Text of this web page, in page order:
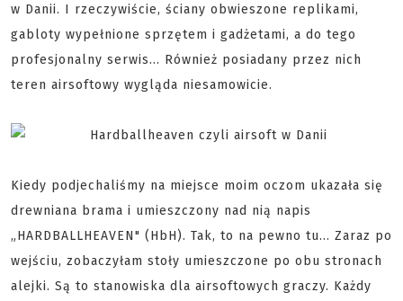
w Danii. I rzeczywiście, ściany obwieszone replikami,
gabloty wypełnione sprzętem i gadżetami, a do tego
profesjonalny serwis... Również posiadany przez nich
teren airsoftowy wygląda niesamowicie.
Kiedy podjechaliśmy na miejsce moim oczom ukazała się
drewniana brama i umieszczony nad nią napis
„HARDBALLHEAVEN" (HbH). Tak, to na pewno tu... Zaraz po
wejściu, zobaczyłam stoły umieszczone po obu stronach
alejki. Są to stanowiska dla airsoftowych graczy. Każdy